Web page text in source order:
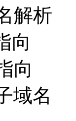
解析
向
向
域名